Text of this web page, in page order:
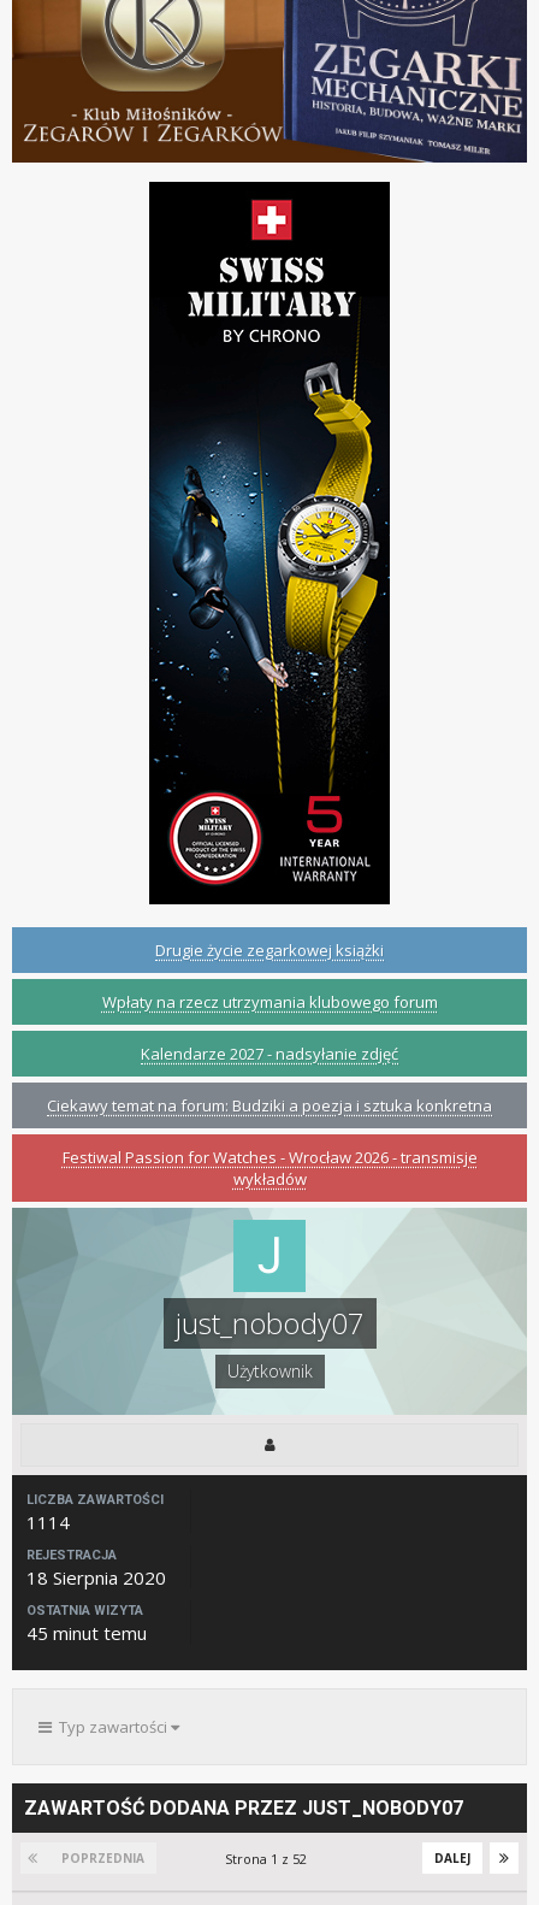
Drugie życie zegarkowej książki
Wpłaty na rzecz utrzymania klubowego forum
Kalendarze 2027 - nadsyłanie zdjęć
Ciekawy temat na forum: Budziki a poezja i sztuka konkretna
Festiwal Passion for Watches - Wrocław 2026 - transmisje
wykładów
just_nobody07
Użytkownik
LICZBA ZAWARTOŚCI
1114
REJESTRACJA
18 Sierpnia 2020
OSTATNIA WIZYTA
45 minut temu
Typ zawartości
ZAWARTOŚĆ DODANA PRZEZ JUST_NOBODY07
POPRZEDNIA DALEJ
Strona 1 z 52